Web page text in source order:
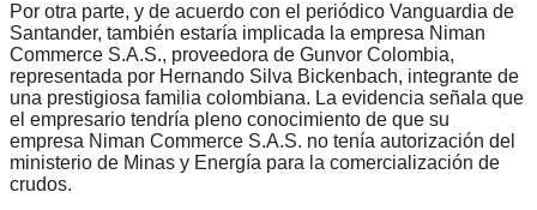
Por otra parte, y de acuerdo con el periódico Vanguardia de
Santander, también estaría implicada la empresa Niman
Commerce S.A.S., proveedora de Gunvor Colombia,
representada por Hernando Silva Bickenbach, integrante de
una prestigiosa familia colombiana. La evidencia señala que
el empresario tendría pleno conocimiento de que su
empresa Niman Commerce S.A.S. no tenía autorización del
ministerio de Minas y Energía para la comercialización de
crudos.